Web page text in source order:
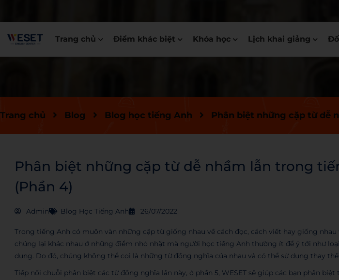
Trang chủ Điểm khác biệt Khóa học Lịch khai giảng
Trang chủ Blog Blog học tiếng Anh Phân biệt những cặp từ dễ
Phân biệt những cặp từ dễ nhầm lẫn trong
(Phần 4)
Admin Blog Học Tiếng Anh 26/07/2022
Trong tiếng Anh có muôn vàn những cặp từ giống nhau về cách đọc, cách viết hay giống nhau
chúng lại khác nhau ở những điểm nhỏ nhặt mà người học tiếng Anh thường ít để ý tới như
dụng. Do đó, chúng không thể coi là những từ đồng nghĩa của nhau và có thể sử dụng thay
Tiếp nối chuỗi phân biệt các từ đồng nghĩa lần này, ở phần 5, WESET sẽ giúp các bạn phân